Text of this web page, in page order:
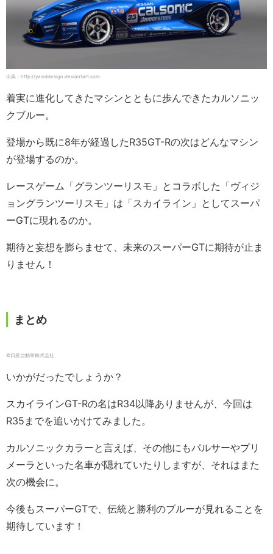
出典：http://yasiddesign.deviantart.com
着実に進化してきたマシンとともに歩んできたカルソニッ
クブルー。
登場から既に8年が経過したR35GT-Rの次はどんなマシン
が登場するのか。
レースゲーム「グランツーリスモ」とコラボした「ヴィジ
ョングランツーリスモ」は「スカイライン」としてスーパ
ーGTに現れるのか。
期待と妄想を膨らませて、未来のスーパーGTに期待が止ま
りません！
まとめ
©︎日産自動車株式会社
いかがだったでしょうか？
スカイラインGT-Rの名はR34以降ありませんが、今回は
R35までを追いかけてみました。
カルソニックカラーと言えば、その他にもパルサーやプリ
メーラといった名車が隠れていたりしますが、それはまた
次の機会に。
今後もスーパーGTで、伝統と勝利のブルーが見れることを
期待しています！